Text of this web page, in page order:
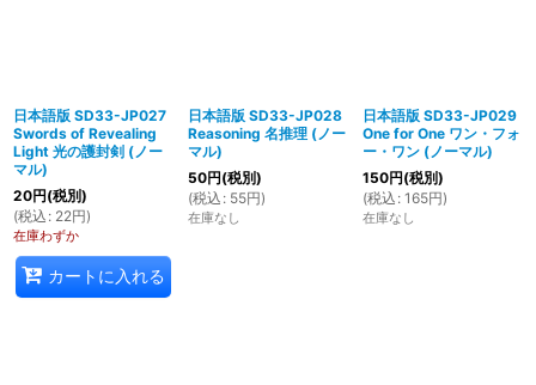
日本語版 SD33-JP027
Swords of Revealing
Light 光の護封剣 (ノー
マル)
20円(税別)
(税込 : 22円)
在庫わずか
カートに入れる
日本語版 SD33-JP028
Reasoning 名推理 (ノー
マル)
50円(税別)
(税込 : 55円)
在庫なし
日本語版 SD33-JP029
One for One ワン・フォ
ー・ワン (ノーマル)
150円(税別)
(税込 : 165円)
在庫なし